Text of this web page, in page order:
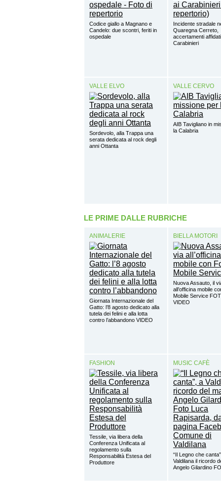
Codice giallo a Magnano e
Candelo: due scontri, feriti in
ospedale
Incidente stradale
Quaregna Cerreto,
accertamenti
Carabinieri
VALLE ELVO
Sordevolo, alla Trappa una
serata dedicata al rock degli
anni Ottanta
VALLE CERVO
AIB Tavigliano in
la Calabria
LE PRIME DALLE RUBRICHE
ANIMALERIE
Giornata Internazionale del
Gatto: l’8 agosto dedicato alla
tutela dei felini e alla lotta
contro l’abbandono VIDEO
BIELLA MOTORI
Nuova Assauto, il
all’officina mobile
Mobile Service
VIDEO
FASHION
Tessile, via libera della
Conferenza Unificata al
regolamento sulla
Responsabilità Estesa del
Produttore
MUSIC CAFÈ
“Il Legno che
Valdilana il ricordo
Angelo Gilardino